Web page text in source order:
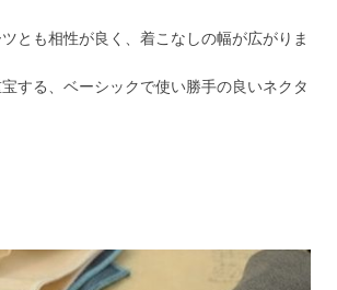
とも相性が良く、着こなしの幅が広がりま
する、ベーシックで使い勝手の良いネクタ